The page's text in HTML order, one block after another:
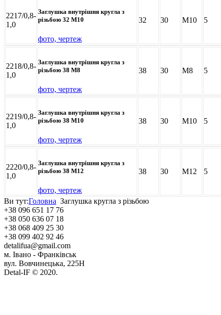
2217/0,8-
1,0
Заглушка внутрішня кругла з
різьбою 32 М10
фото, чертеж
32 30 M10 5
2218/0,8-
1,0
Заглушка внутрішня кругла з
різьбою 38 М8
фото, чертеж
38 30 M8 5
2219/0,8-
1,0
Заглушка внутрішня кругла з
різьбою 38 М10
фото, чертеж
38 30 M10 5
2220/0,8-
1,0
Заглушка внутрішня кругла з
різьбою 38 М12
фото, чертеж
38 30 M12 5
Ви тут:Головна Заглушка кругла з різьбою
+38 096 651 17 76
+38 050 636 07 18
+38 068 409 25 30
+38 099 402 92 46
detalifua@gmail.com
м. Івано - Франківськ
вул. Вовчинецька, 225Н
Detal-IF © 2020.